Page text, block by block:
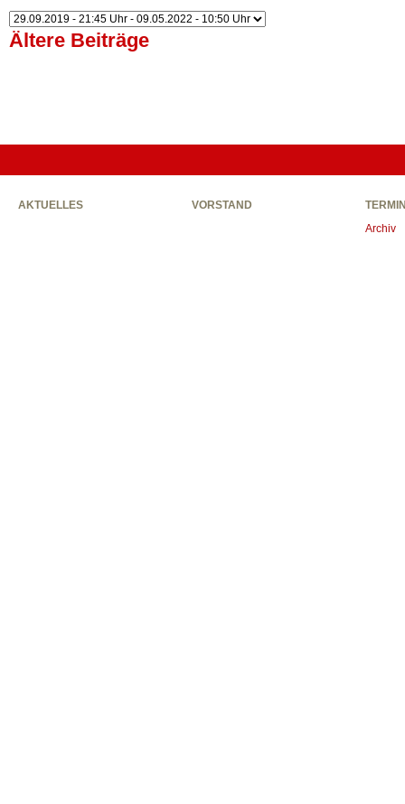
Ältere Beiträge
AKTUELLES VORSTAND
Archiv